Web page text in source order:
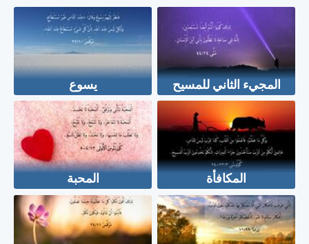
المجيء الثاني للمسيح يسوع
المكافأة المحبة